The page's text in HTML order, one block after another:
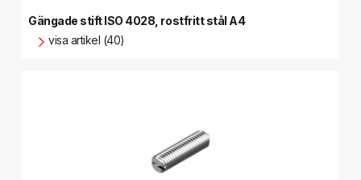
Gängade stift ISO 4028, rostfritt stål A4
visa artikel (40)